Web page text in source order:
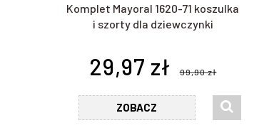
Komplet Mayoral 1620-71 koszulka
i szorty dla dziewczynki
29,97 zł 99,90 zł
ZOBACZ